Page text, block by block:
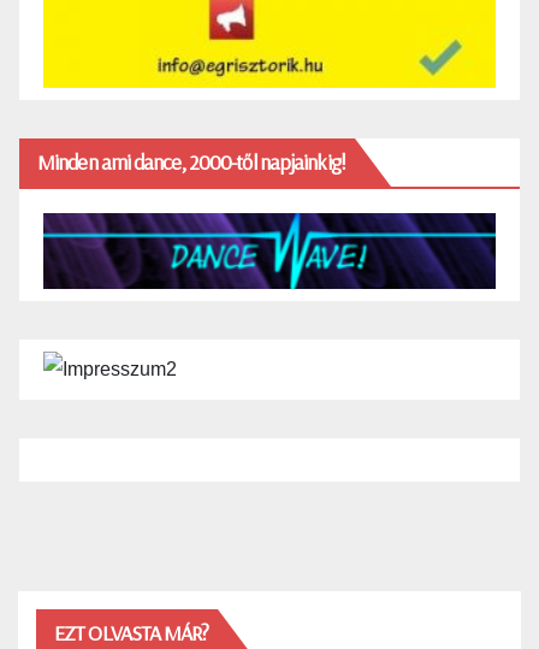
Minden ami dance, 2000-től napjainkig!
EZT OLVASTA MÁR?